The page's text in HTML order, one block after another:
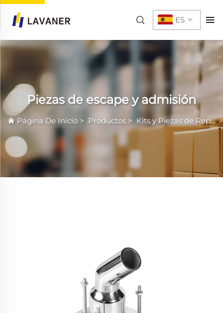
ES
Piezas de escape y admisión
Página De Inicio > Productos > Kits y Piezas de Repuesto